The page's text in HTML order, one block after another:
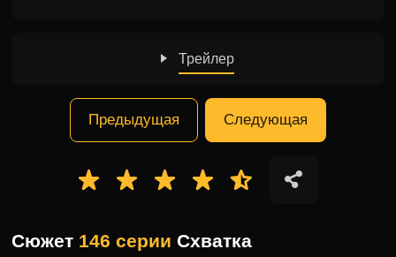
Трейлер
Предыдущая Следующая
Сюжет 146 серии Схватка